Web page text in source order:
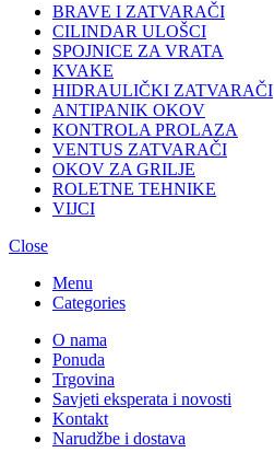
BRAVE I ZATVARAČI
CILINDAR ULOŠCI
SPOJNICE ZA VRATA
KVAKE
HIDRAULIČKI ZATVARAČI
ANTIPANIK OKOV
KONTROLA PROLAZA
VENTUS ZATVARAČI
OKOV ZA GRILJE
ROLETNE TEHNIKE
VIJCI
Close
Menu
Categories
O nama
Ponuda
Trgovina
Savjeti eksperata i novosti
Kontakt
Narudžbe i dostava